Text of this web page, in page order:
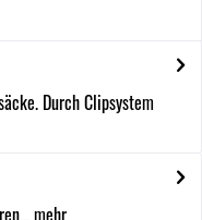
Durch Clipsystem
mehr